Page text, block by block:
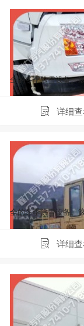
全的冬季除雪设备。
详细
全的冬季除雪设备。
详细